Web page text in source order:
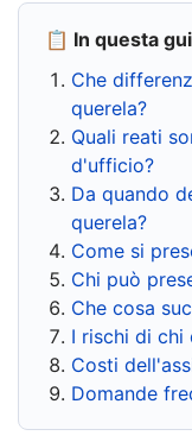
📋 In questa
Che
querela?
Quali reati
d'ufficio?
Da quando
querela?
Come si
Chi può
Che cosa
I rischi di chi
Costi
Domande